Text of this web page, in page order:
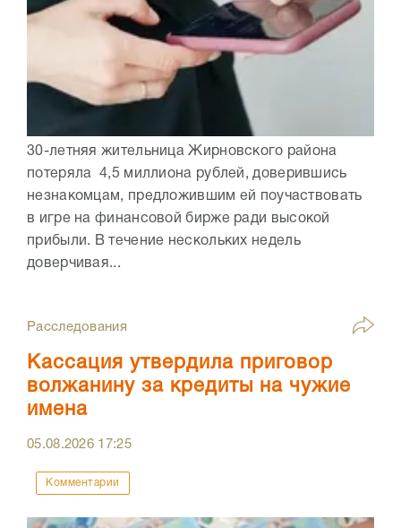
30-летняя жительница Жирновского района
потеряла 4,5 миллиона рублей, доверившись
незнакомцам, предложившим ей поучаствовать
в игре на финансовой бирже ради высокой
прибыли. В течение нескольких недель
доверчивая...
Расследования
Кассация утвердила приговор
волжанину за кредиты на чужие
имена
05.08.2026 17:25
Комментарии